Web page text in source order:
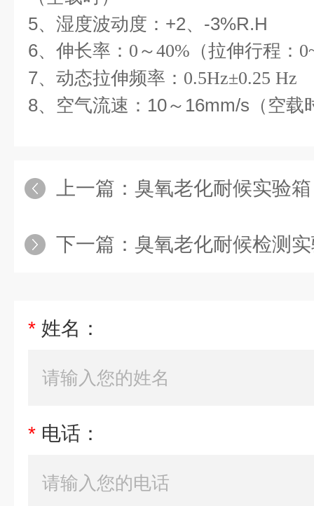
5、 湿度波动度： +2、-3%R.H
6、伸长率： 0～40%（拉伸行程：
7、动态拉伸频率： 0.5Hz±0.25 Hz
8、空气流速：10～16mm/s（空载
上一篇： 臭氧老化耐候实验箱
下一篇： 臭氧老化耐候检测
* 姓名：
* 电话：